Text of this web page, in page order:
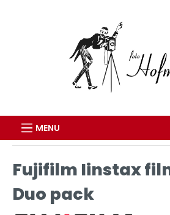
MENU
Fujifilm Iinstax
Duo pack